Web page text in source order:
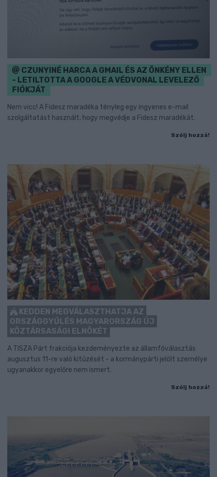
CZUNYINÉ HARCA A GMAIL ÉS AZ ÖNKÉNY ELLEN
- LETILTOTTA A GOOGLE A VÉDVONAL LEVELEZŐ
FIÓKJÁT
Nem vicc! A Fidesz maradéka tényleg egy ingyenes e-mail
szolgáltatást használt, hogy megvédje a Fidesz maradékát.
Szólj hozzá!
KEDDEN MEGVÁLASZTHATJA AZ
ORSZÁGGYŰLÉS MAGYARORSZÁG ÚJ
KÖZTÁRSASÁGI ELNÖKÉT
A TISZA Párt frakciója kezdeményezte az államfőválasztás
augusztus 11-re való kitűzését - a kormánypárti jelölt személye
ugyanakkor egyelőre nem ismert.
Szólj hozzá!